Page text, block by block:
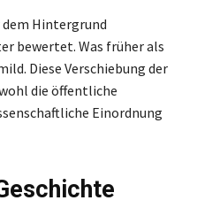
Hintergrund
bewertet. Was früher als
Diese Verschiebung der
die öffentliche
Einordnung